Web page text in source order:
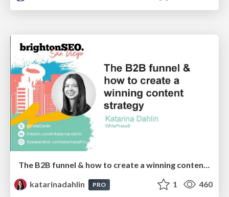
The B2B funnel & how to create a winning content strategy
katarinadahlin
PRO 1 460